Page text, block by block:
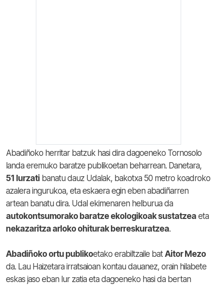
Abadiñoko herritar batzuk hasi dira dagoeneko Tornosolo
landa eremuko baratze publikoetan beharrean. Danetara,
51 lurzati banatu dauz Udalak, bakotxa 50 metro koadroko
azalera ingurukoa, eta eskaera egin eben abadiñarren
artean banatu dira. Udal ekimenaren helburua da
autokontsumorako baratze ekologikoak sustatzea eta
nekazaritza arloko ohiturak berreskuratzea.
Abadiñoko ortu publikoetako erabiltzaile batAitor Mezo
da. Lau Haizetara irratsaioan kontau dauanez, orain hilabete
eskas jaso eban lur zatia eta dagoeneko hasi da bertan